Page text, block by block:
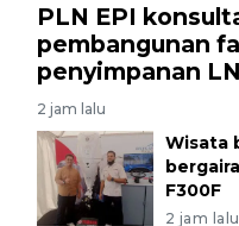
PLN EPI
pembangunan
penyimpanan
2 jam lalu
Wisata
F300F
2 jam lalu